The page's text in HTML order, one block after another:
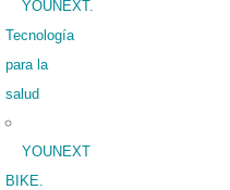
YOUNEXT.
Tecnología
para la
salud
YOUNEXT
BIKE.